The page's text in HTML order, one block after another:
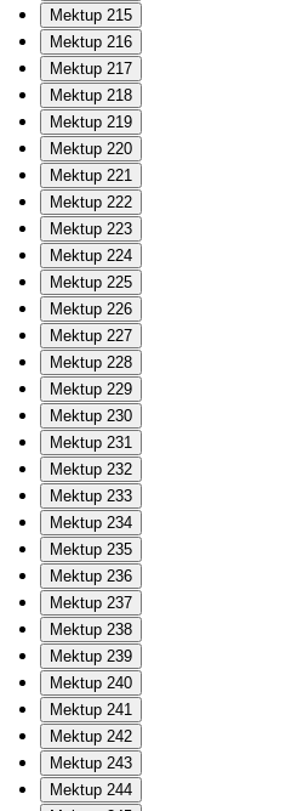
Mektup 215
Mektup 216
Mektup 217
Mektup 218
Mektup 219
Mektup 220
Mektup 221
Mektup 222
Mektup 223
Mektup 224
Mektup 225
Mektup 226
Mektup 227
Mektup 228
Mektup 229
Mektup 230
Mektup 231
Mektup 232
Mektup 233
Mektup 234
Mektup 235
Mektup 236
Mektup 237
Mektup 238
Mektup 239
Mektup 240
Mektup 241
Mektup 242
Mektup 243
Mektup 244